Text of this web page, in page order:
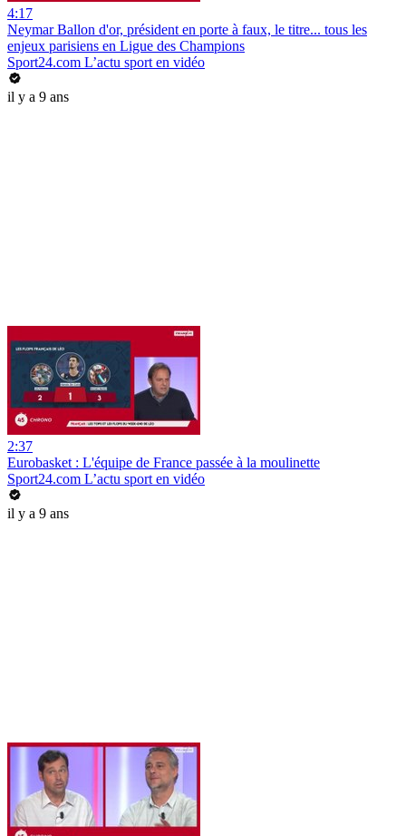
4:17
Neymar Ballon d'or, président en porte à faux, le titre... tous les
enjeux parisiens en Ligue des Champions
Sport24.com L’actu sport en vidéo
il y a 9 ans
2:37
Eurobasket : L'équipe de France passée à la moulinette
Sport24.com L’actu sport en vidéo
il y a 9 ans